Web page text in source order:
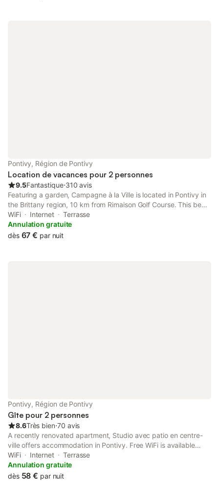
Pontivy, Région de Pontivy
Location de vacances pour 2 personnes
9.5Fantastique⋅310 avis
Featuring a garden, Campagne à la Ville is located in Pontivy in
the Brittany region, 10 km from Rimaison Golf Course. This bed
and breakfast provides free private parking, a shared kitchen
and free WiFi. The bed and breakfast features family rooms.
WiFi Internet
Terrasse
Annulation gratuite
dès 67 € par nuit
Pontivy, Région de Pontivy
Gîte pour 2 personnes
8.6Très bien⋅70 avis
A recently renovated apartment, Studio avec patio en centre-
ville offers accommodation in Pontivy. Free WiFi is available
throughout the property and Rimaison Golf Course is 10 km
away.
WiFi Internet
Terrasse
Annulation gratuite
dès 58 € par nuit